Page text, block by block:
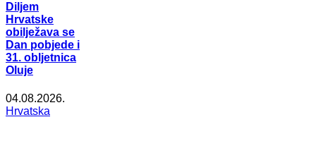
Diljem
Hrvatske
obilježava se
Dan pobjede i
31. obljetnica
Oluje
04.08.2026.
Hrvatska